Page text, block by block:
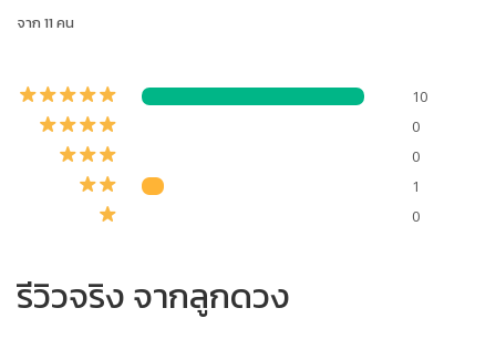
จาก 11 คน
10
0
0
1
0
รีวิวจริง จากลูกดวง